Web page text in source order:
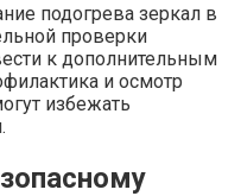
подогрева зеркал в
проверки
к дополнительным
и осмотр
избежать